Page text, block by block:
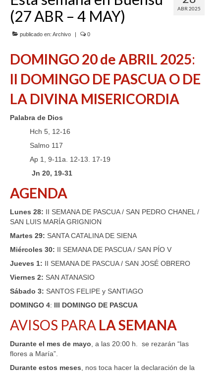
SERVICIOS
COF
BUENOS SUCESOS
ABR 2025
(27 ABR – 4 MAY)
publicado en: Archivo 0
DOMINGO20 de ABRIL 2025:
II DOMINGO DE PASCUA O DE
LA DIVINA MISERICORDIA
Palabra de Dios
Hch 5, 12-16
Salmo 117
Ap 1, 9-11a. 12-13. 17-19
Jn 20, 19-31
AGENDA
Lunes 28: II SEMANA DE PASCUA / SAN PEDRO CHANEL /
SAN LUIS MARÍA GRIGNION
Martes 29: SANTA CATALINA DE SIENA
Miércoles 30: II SEMANA DE PASCUA / SAN PÍO V
Jueves 1: II SEMANA DE PASCUA / SAN JOSÉ OBRERO
Viernes 2: SAN ATANASIO
Sábado 3: SANTOS FELIPE y SANTIAGO
DOMINGO 4: III DOMINGO DE PASCUA
AVISOS PARA LA SEMANA
Durante el mes de mayo , a las 20:00 h. se rezarán “las
flores a María”.
Durante estos meses , nos toca hacer la declaración de la